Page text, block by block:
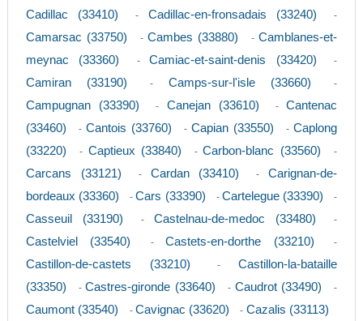
Cadillac (33410) - Cadillac-en-fronsadais (33240) -
Camarsac (33750) -Cambes (33880) -Camblanes-et-
meynac (33360)
-Camiac-et-saint-denis (33420) -
Camiran (33190) - Camps-sur-l'isle (33660) -
Campugnan (33390) - Canejan (33610) -Cantenac
(33460)
- Cantois (33760) -Capian (33550) -Caplong
(33220)
- Captieux (33840) -Carbon-blanc (33560) -
Carcans (33121) - Cardan (33410) -Carignan-de-
bordeaux (33360)
-Cars (33390) - Cartelegue (33390) -
Casseuil (33190) - Castelnau-de-medoc (33480) -
Castelviel (33540) -Castets-en-dorthe (33210) -
Castillon-de-castets (33210) -Castillon-la-bataille
(33350)
-Castres-gironde (33640) - Caudrot (33490) -
Caumont (33540) - Cavignac (33620) - Cazalis (33113)